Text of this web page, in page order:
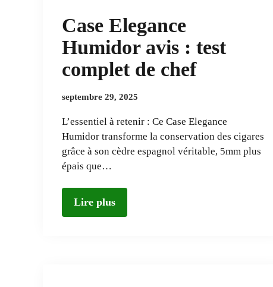
Case Elegance
Humidor avis : test
complet de chef
septembre 29, 2025
L’essentiel à retenir : Ce Case Elegance
Humidor transforme la conservation des cigares
grâce à son cèdre espagnol véritable, 5mm plus
épais que…
Lire plus